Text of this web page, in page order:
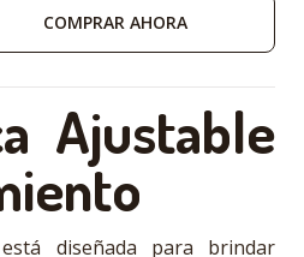
COMPRAR AHORA
Ajustable
está diseñada para brindar